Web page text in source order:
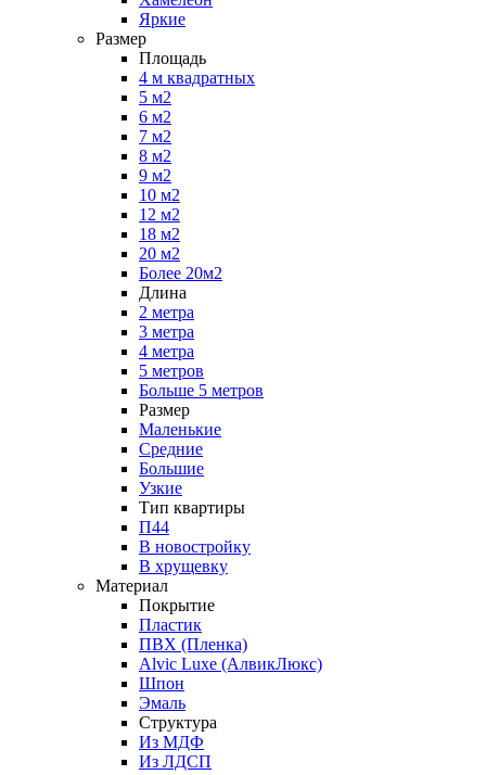
Яркие
Размер
Площадь
4 м квадратных
5 м2
6 м2
7 м2
8 м2
9 м2
10 м2
12 м2
18 м2
20 м2
Более 20м2
Длина
2 метра
3 метра
4 метра
5 метров
Больше 5 метров
Размер
Маленькие
Средние
Большие
Узкие
Тип квартиры
П44
В новостройку
В хрущевку
Материал
Покрытие
Пластик
ПВХ (Пленка)
Alvic Luxe (АлвикЛюкс)
Шпон
Эмаль
Структура
Из МДФ
Из ЛДСП